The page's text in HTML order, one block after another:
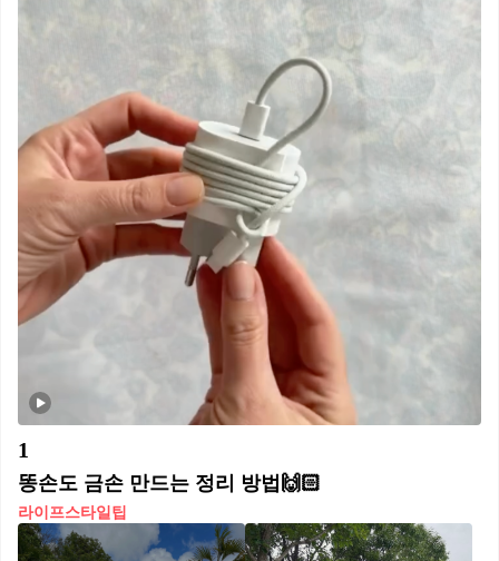
1
똥손도 금손 만드는 정리 방법🙌🏻
라이프스타일팁